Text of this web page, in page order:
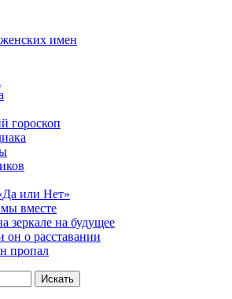
имен
гороскоп
или Нет»
вместе
зеркале на будущее
он о расставании
пропал